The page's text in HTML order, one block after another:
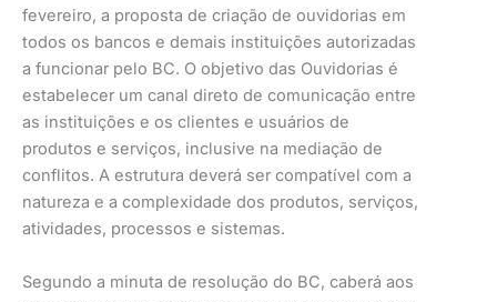
fevereiro, a proposta de criação de ouvidorias em
todos os bancos e demais instituições autorizadas
a funcionar pelo BC. O objetivo das Ouvidorias é
estabelecer um canal direto de comunicação entre
as instituições e os clientes e usuários de
produtos e serviços, inclusive na mediação de
conflitos. A estrutura deverá ser compatível com a
natureza e a complexidade dos produtos, serviços,
atividades, processos e sistemas.
Segundo a minuta de resolução do BC, caberá aos